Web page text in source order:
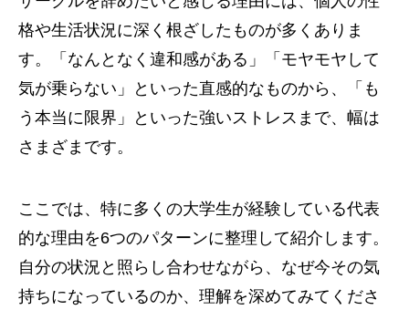
格や生活状況に深く根ざしたものが多くありま
す。「なんとなく違和感がある」「モヤモヤして
気が乗らない」といった直感的なものから、「も
う本当に限界」といった強いストレスまで、幅は
さまざまです。
ここでは、特に多くの大学生が経験している代表
的な理由を6つのパターンに整理して紹介します。
自分の状況と照らし合わせながら、なぜ今その気
持ちになっているのか、理解を深めてみてくださ